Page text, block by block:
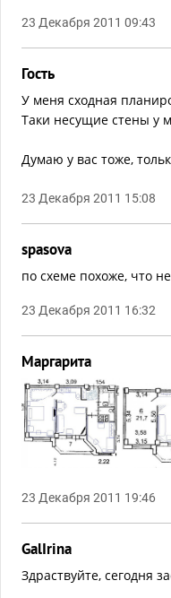
23 Декабря 2011 09:43
Гость
У меня сходная
Таки несущие стены у
Думаю у вас тоже,
23 Декабря 2011 15:08
spasova
по схеме похоже, что
23 Декабря 2011 16:32
Маргарита
23 Декабря 2011 19:46
GalIrina
Здраствуйте, сегодня